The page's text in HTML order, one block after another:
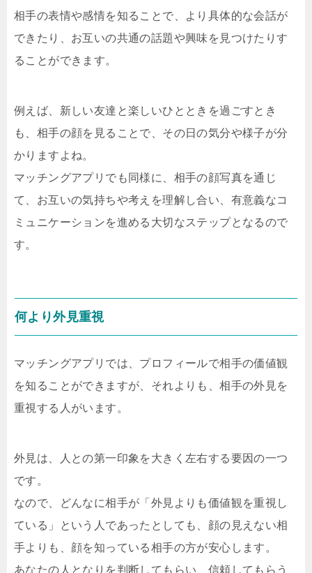
相手の表情や感情を知ることで、より具体的な会話が
できたり、お互いの共通の話題や興味を見つけたりす
ることができます。
例えば、新しい友達と楽しいひとときを過ごすとき
も、相手の顔を見ることで、その日の気分や様子が分
かりますよね。
マッチングアプリでも同様に、相手の顔写真を通じ
て、お互いの気持ちや考えを理解し合い、有意義なコ
ミュニケーションを進める大切なステップとなるので
す。
何より外見重視
マッチングアプリでは、プロフィールで相手の価値観
を知ることができますが、それよりも、相手の外見を
重視する人がいます。
外見は、人との第一印象を大きく左右する要因の一つ
です。
なので、どんなに相手が「外見よりも価値観を重視し
ている」という人であったとしても、顔の見えない相
手よりも、顔を知っている相手の方が安心します。
あなたの人となりを判断してもらい、信頼してもらう